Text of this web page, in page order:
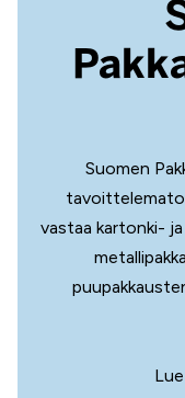
Suomen
vastaa kartonki-